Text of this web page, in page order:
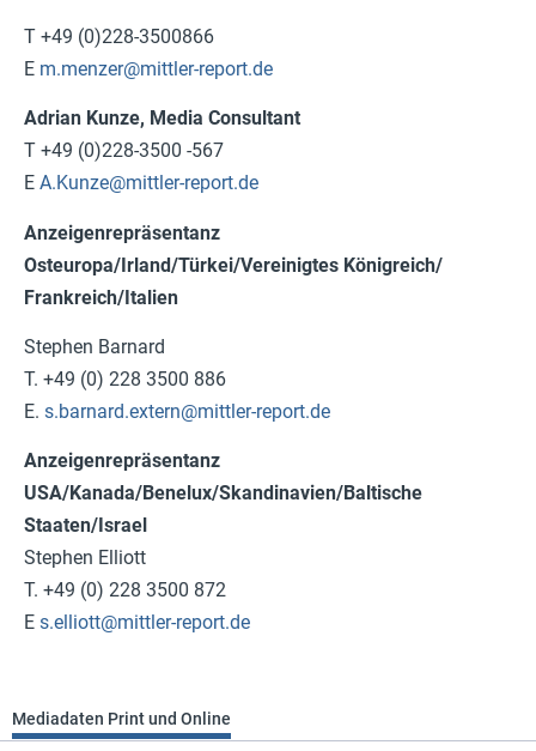
T +49 (0)228-3500866
E m.menzer@mittler-report.de
Adrian Kunze, Media Consultant
T +49 (0)228-3500 -567
E A.Kunze@mittler-report.de
Anzeigenrepräsentanz
Osteuropa/Irland/Türkei/Vereinigtes Königreich/
Frankreich/Italien
Stephen Barnard
T. +49 (0) 228 3500 886
E. s.barnard.extern@mittler-report.de
Anzeigenrepräsentanz
USA/Kanada/Benelux/Skandinavien/Baltische
Staaten/Israel
Stephen Elliott
T. +49 (0) 228 3500 872
E s.elliott@mittler-report.de
Mediadaten Print und Online